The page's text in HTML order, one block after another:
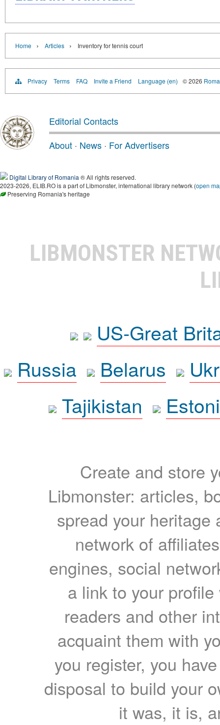
Home › Articles › Inventory for tennis court
Privacy Terms FAQ Invite a Friend Language (en) © 2026
Editorial Contacts
About · News · For Advertisers
Digital Library of Romania® All rights reserved.
2023-2026, ELIB.RO is a part of Libmonster, international library network (open
Preserving Romania's heritage
LIBMONSTER
US-Great
Russia
Belarus
Tajikistan
Create and store
Libmonster: articles,
spread your heritage
network of
engines, social
a link to your
readers and other
acquaint them with
you register, you
disposal to build your
it was, it is,